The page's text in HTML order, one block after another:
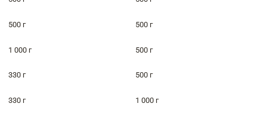
500 г 500 г
1 000 г 500 г
330 г 500 г
330 г 1 000 г